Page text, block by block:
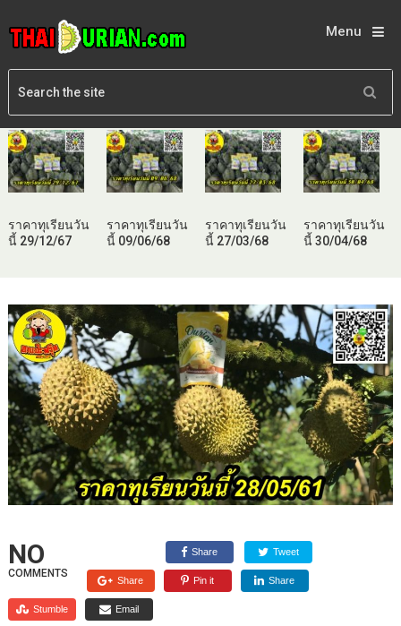
Menu
ราคาทุเรียนวัน
นี้ 29/12/67
ราคาทุเรียนวัน
นี้ 09/06/68
ราคาทุเรียนวัน
นี้ 27/03/68
ราคาทุเรียนวัน
นี้ 30/04/68
NO
COMMENTS
Share Tweet
Share Pin it Share
Stumble Email